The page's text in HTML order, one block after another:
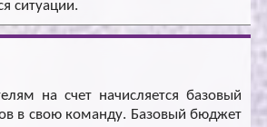
ситуации.
на счет начисляется базовый
в свою команду. Базовый бюджет